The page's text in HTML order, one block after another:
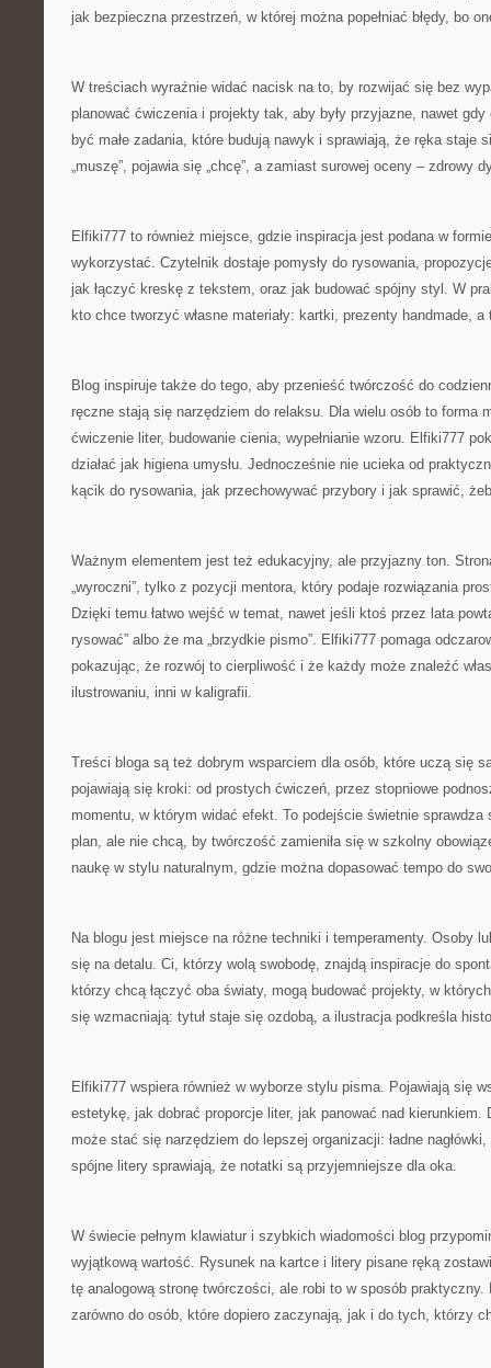
jak bezpieczna przestrzeń, w której można popełniać błędy, bo
W treściach wyraźnie widać nacisk na to, by rozwijać się bez
planować ćwiczenia i projekty tak, aby były przyjazne, nawet gdy
być małe zadania, które budują nawyk i sprawiają, że ręka staje
„muszę”, pojawia się „chcę”, a zamiast surowej oceny – zdrowy
Elfiki777 to również miejsce, gdzie inspiracja jest podana w
wykorzystać. Czytelnik dostaje pomysły do rysowania,
jak łączyć kreskę z tekstem, oraz jak budować spójny styl. W
kto chce tworzyć własne materiały: kartki, prezenty handmade,
Blog inspiruje także do tego, aby przenieść twórczość do
ręczne stają się narzędziem do relaksu. Dla wielu osób to forma
ćwiczenie liter, budowanie cienia, wypełnianie wzoru. Elfiki777
działać jak higiena umysłu. Jednocześnie nie ucieka od
kącik do rysowania, jak przechowywać przybory i jak sprawić,
Ważnym elementem jest też edukacyjny, ale przyjazny ton.
„wyroczni”, tylko z pozycji mentora, który podaje rozwiązania
Dzięki temu łatwo wejść w temat, nawet jeśli ktoś przez lata
rysować” albo że ma „brzydkie pismo”. Elfiki777 pomaga
pokazując, że rozwój to cierpliwość i że każdy może znaleźć
ilustrowaniu, inni w kaligrafii.
Treści bloga są też dobrym wsparciem dla osób, które uczą się
pojawiają się kroki: od prostych ćwiczeń, przez stopniowe
momentu, w którym widać efekt. To podejście świetnie
plan, ale nie chcą, by twórczość zamieniła się w szkolny
naukę w stylu naturalnym, gdzie można dopasować tempo do
Na blogu jest miejsce na różne techniki i temperamenty. Osoby
się na detalu. Ci, którzy wolą swobodę, znajdą inspiracje do
którzy chcą łączyć oba światy, mogą budować projekty, w
się wzmacniają: tytuł staje się ozdobą, a ilustracja podkreśla
Elfiki777 wspiera również w wyborze stylu pisma. Pojawiają się
estetykę, jak dobrać proporcje liter, jak panować nad kierunkiem.
może stać się narzędziem do lepszej organizacji: ładne
spójne litery sprawiają, że notatki są przyjemniejsze dla oka.
W świecie pełnym klawiatur i szybkich wiadomości blog
wyjątkową wartość. Rysunek na kartce i litery pisane ręką
tę analogową stronę twórczości, ale robi to w sposób
zarówno do osób, które dopiero zaczynają, jak i do tych, którzy